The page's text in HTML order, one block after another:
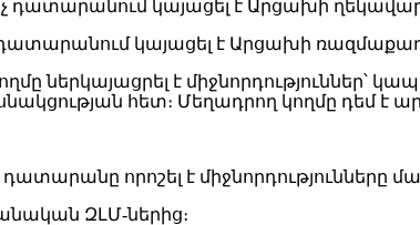
կայացել է Արցախի
ներկայացրել է միջնորդություններ՝
հետ։ Մեղադրող կողմը դեմ է
որոշել է միջնորդությունները
ԶԼՄ-ներից։